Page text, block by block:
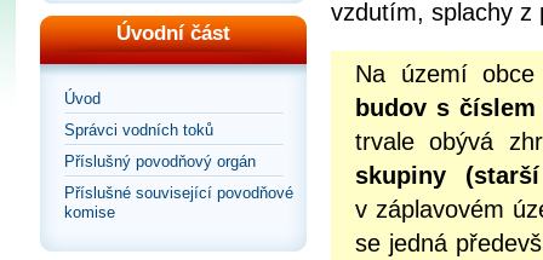
Úvodní část
Úvod
Správci vodních toků
Příslušný povodňový orgán
Příslušné související povodňové
komise
vzdutím, splachy z
Na území
budov s
trvale obývá
skupiny
v záplavovém
se jedná